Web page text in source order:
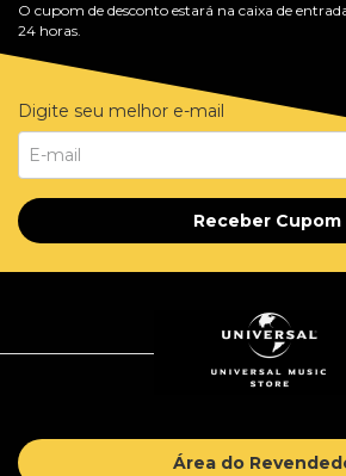
O cupom de desconto estará na caixa de
24 horas.
Digite seu melhor e-mail
Receber Cupom
Área do